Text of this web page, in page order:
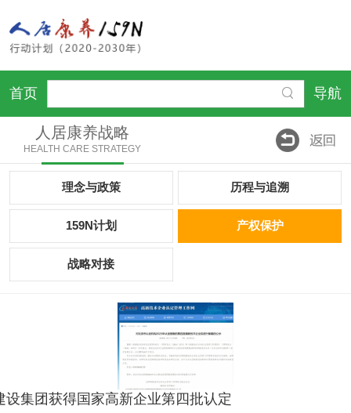
首页 导航
人居康养战略
HEALTH CARE STRATEGY
理念与政策 历程与追溯
159N计划 产权保护
战略对接
设集团获得国家高新企业第四批认定